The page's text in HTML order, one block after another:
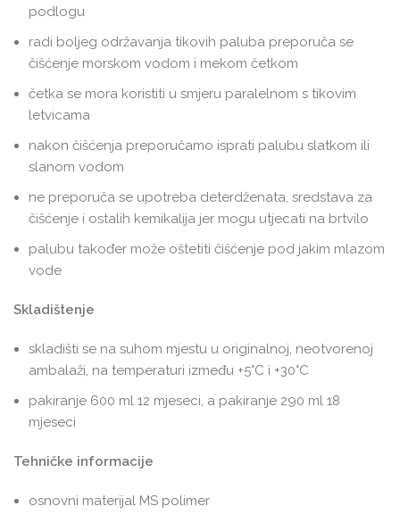
podlogu
radi boljeg održavanja tikovih paluba preporuča se
čišćenje morskom vodom i mekom četkom
četka se mora koristiti u smjeru paralelnom s tikovim
letvicama
nakon čišćenja preporučamo isprati palubu slatkom ili
slanom vodom
ne preporuča se upotreba deterdženata, sredstava za
čišćenje i ostalih kemikalija jer mogu utjecati na brtvilo
palubu također može oštetiti čišćenje pod jakim mlazom
vode
Skladištenje
skladišti se na suhom mjestu u originalnoj, neotvorenoj
ambalaži, na temperaturi između +5°C i +30°C
pakiranje 600 ml 12 mjeseci, a pakiranje 290 ml 18
mjeseci
Tehničke informacije
osnovni materijal MS polimer